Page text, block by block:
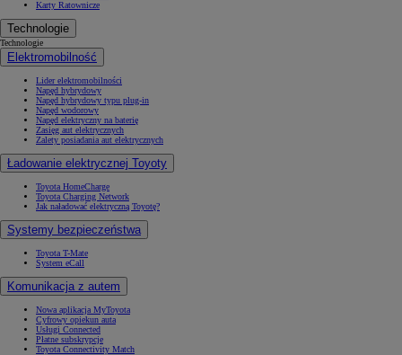
Karty Ratownicze
Technologie
Technologie
Elektromobilność
Lider elektromobilności
Napęd hybrydowy
Napęd hybrydowy typu plug-in
Napęd wodorowy
Napęd elektryczny na baterię
Zasięg aut elektrycznych
Zalety posiadania aut elektrycznych
Ładowanie elektrycznej Toyoty
Toyota HomeCharge
Toyota Charging Network
Jak naładować elektryczną Toyotę?
Systemy bezpieczeństwa
Toyota T-Mate
System eCall
Komunikacja z autem
Nowa aplikacja MyToyota
Cyfrowy opiekun auta
Usługi Connected
Płatne subskrypcje
Toyota Connectivity Match